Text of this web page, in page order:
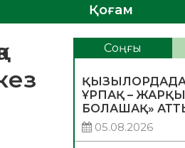
Қоғам
Соңғы
ҚЫЗЫЛОРДАДА
ҰРПАҚ –
БОЛАШАҚ»
КЕҢЕЙТІЛГЕН
ӨТТІ
05.08.2026